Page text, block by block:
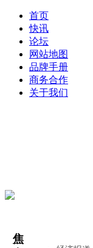
首页
快讯
论坛
网站地图
品牌手册
商务合作
关于我们
焦